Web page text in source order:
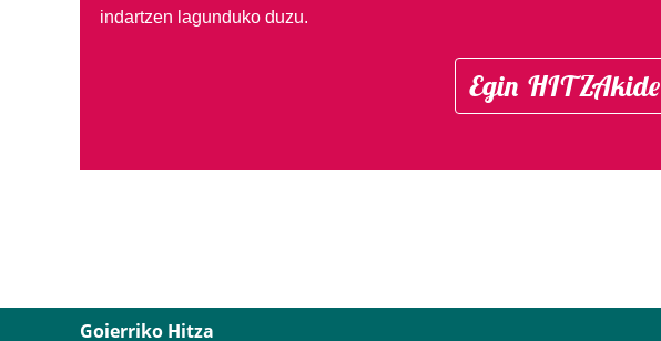
indartzen lagunduko duzu.
Egin HITZAkide
Goierriko Hitza